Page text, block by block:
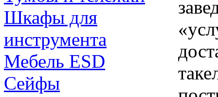
Шкафы для
инструмента
Мебель ESD
Сейфы